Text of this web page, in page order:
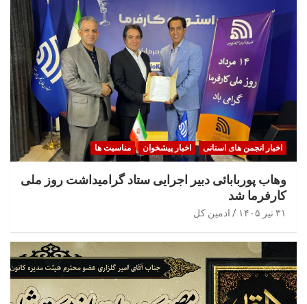
اخبار انجمن های استانی اخبار پیشخوان مناسبت ها
وهاب پوربابائی دبیر اجرایی ستاد گرامیداشت روز ملی
کارفرما شد
۳۱ تیر ۱۴۰۵ ادمین کل